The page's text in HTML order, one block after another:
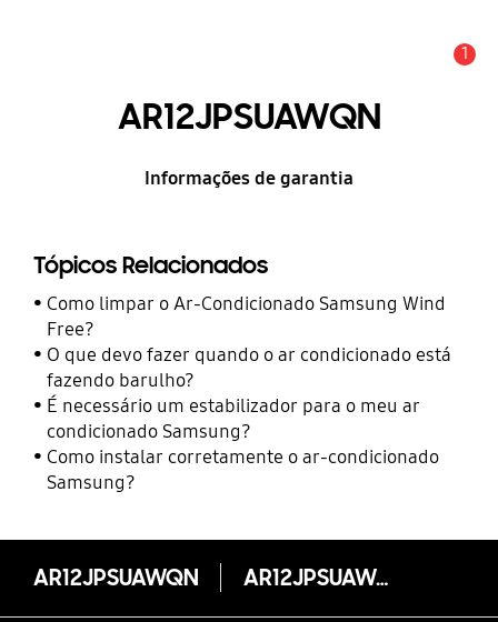
1
AR12JPSUAWQN
Informações de garantia
Tópicos Relacionados
Como limpar o Ar-Condicionado Samsung Wind
Free?
O que devo fazer quando o ar condicionado está
fazendo barulho?
É necessário um estabilizador para o meu ar
condicionado Samsung?
Como instalar corretamente o ar-condicionado
Samsung?
AR12JPSUAWQN AR12JPSUAWQN